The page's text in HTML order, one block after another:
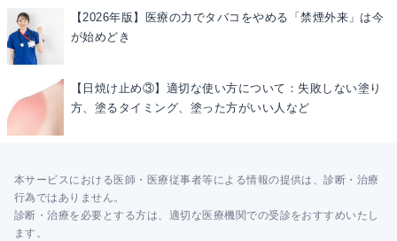
【2026年版】医療の力でタバコをやめる「禁煙外来」は今
が始めどき
【日焼け止め③】適切な使い方について：失敗しない塗り
方、塗るタイミング、塗った方がいい人など
本サービスにおける医師・医療従事者等による情報の提供は、診断・治療
行為ではありません。
診断・治療を必要とする方は、適切な医療機関での受診をおすすめいたし
ます。